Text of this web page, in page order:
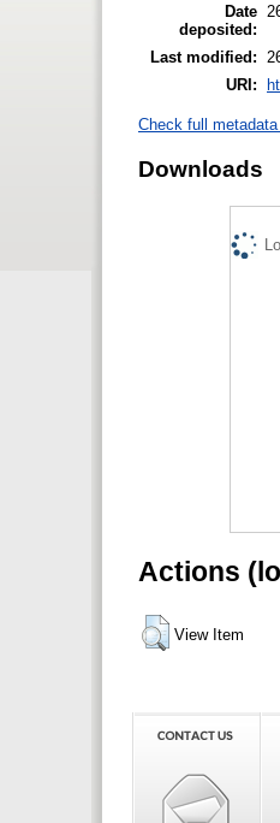
Date
deposited:
Last modified:
URI:
Check full
Downloads
Actions
View Item